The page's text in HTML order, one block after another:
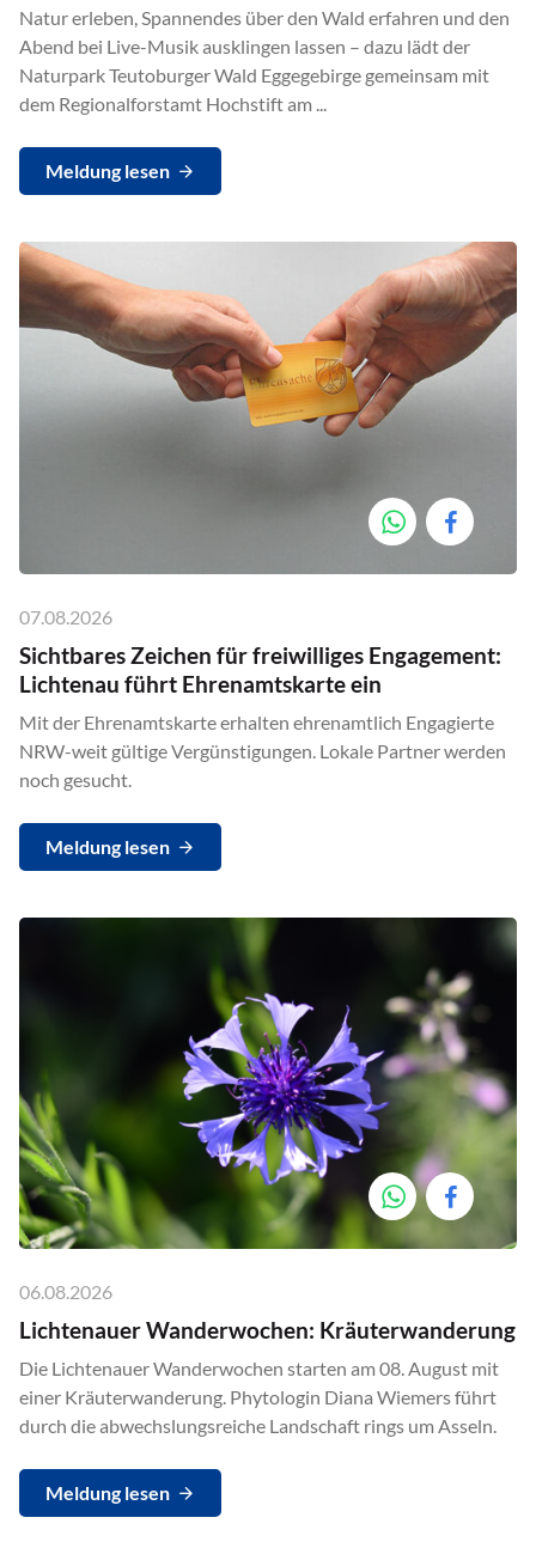
Natur erleben, Spannendes über den Wald erfahren und den
Abend bei Live-Musik ausklingen lassen – dazu lädt der
Naturpark Teutoburger Wald Eggegebirge gemeinsam mit
dem Regionalforstamt Hochstift am ...
Meldung lesen
07.08.2026
Sichtbares Zeichen für freiwilliges Engagement:
Lichtenau führt Ehrenamtskarte ein
Mit der Ehrenamtskarte erhalten ehrenamtlich Engagierte
NRW-weit gültige Vergünstigungen. Lokale Partner werden
noch gesucht.
Meldung lesen
06.08.2026
Lichtenauer Wanderwochen: Kräuterwanderung
Die Lichtenauer Wanderwochen starten am 08. August mit
einer Kräuterwanderung. Phytologin Diana Wiemers führt
durch die abwechslungsreiche Landschaft rings um Asseln.
Meldung lesen